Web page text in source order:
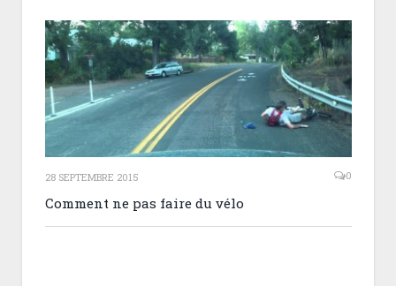
28 SEPTEMBRE 2015 0
Comment ne pas faire du vélo